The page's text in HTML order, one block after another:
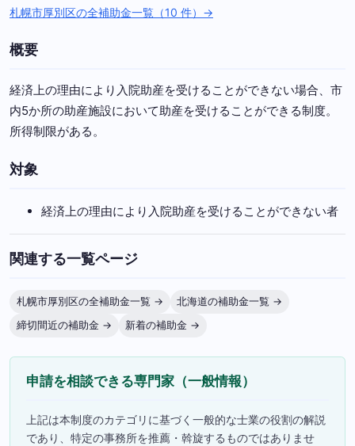
札幌市厚別区の全補助金一覧（10 件）→
概要
経済上の理由により入院助産を受けることができない場合、市
内5か所の助産施設において助産を受けることができる制度。
所得制限がある。
対象
経済上の理由により入院助産を受けることができない者
関連する一覧ページ
札幌市厚別区の全補助金一覧 →
北海道の補助金一覧 →
締切間近の補助金 →
新着の補助金 →
申請を相談できる専門家（一般情報）
上記は本制度のカテゴリに基づく一般的な士業の役割の解説
であり、特定の事務所を推薦・斡旋するものではありませ